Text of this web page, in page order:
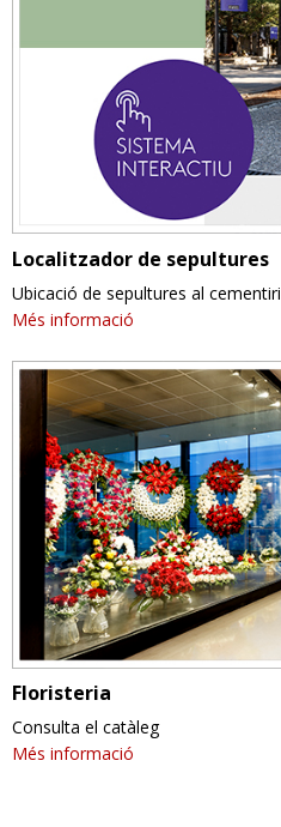
Localitzador de sepultures
Ubicació de sepultures al cementiri
Més informació
Floristeria
Consulta el catàleg
Més informació